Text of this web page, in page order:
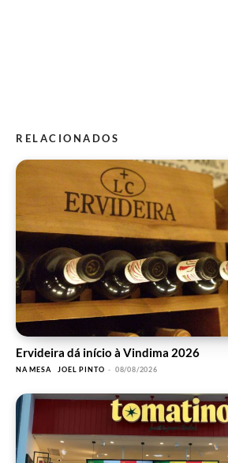
RELACIONADOS
Ervideira dá início à Vindima 2026
NA MESA JOEL PINTO - 08/08/2026